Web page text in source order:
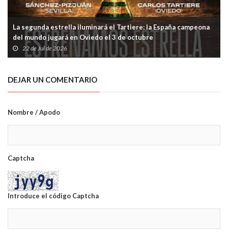
La segunda estrella iluminará el Tartiere: la España campeona
del mundo jugará en Oviedo el 3 de octubre
22 de Jul de 2026
DEJAR UN COMENTARIO
Nombre / Apodo
Captcha
Introduce el código Captcha